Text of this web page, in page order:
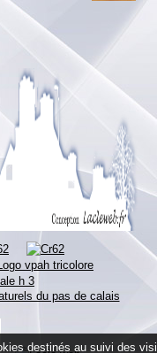
destinés au suivi des